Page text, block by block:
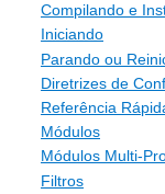
Compilando e
Iniciando
Parando ou
Diretrizes de
Referência
Módulos
Módulos Multi-
Filtros